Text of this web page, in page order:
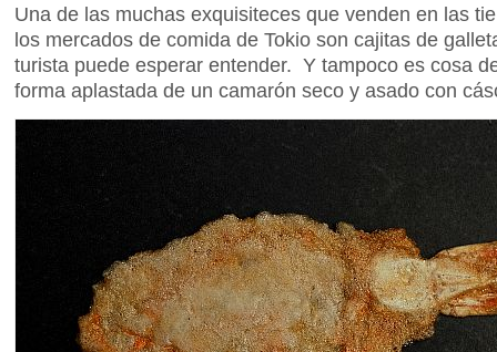
Una de las muchas exquisiteces que venden en las
los mercados de comida de Tokio son cajitas de
turista puede esperar entender. Y tampoco es cosa
forma aplastada de un camarón seco y asado con